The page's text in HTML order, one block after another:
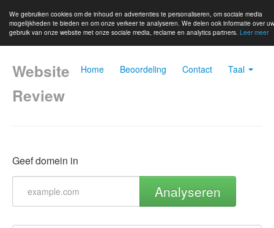
We gebruiken cookies om de inhoud en advertenties te personaliseren, om sociale media
mogelijkheden te bieden en om onze verkeer te analyseren. We delen ook informatie over uw
gebruik van onze website met onze sociale media, reclame en analytics partners. Leer meer
Home Beoordeling Contact Taal
Website
Review
Geef domein in
Analyseren